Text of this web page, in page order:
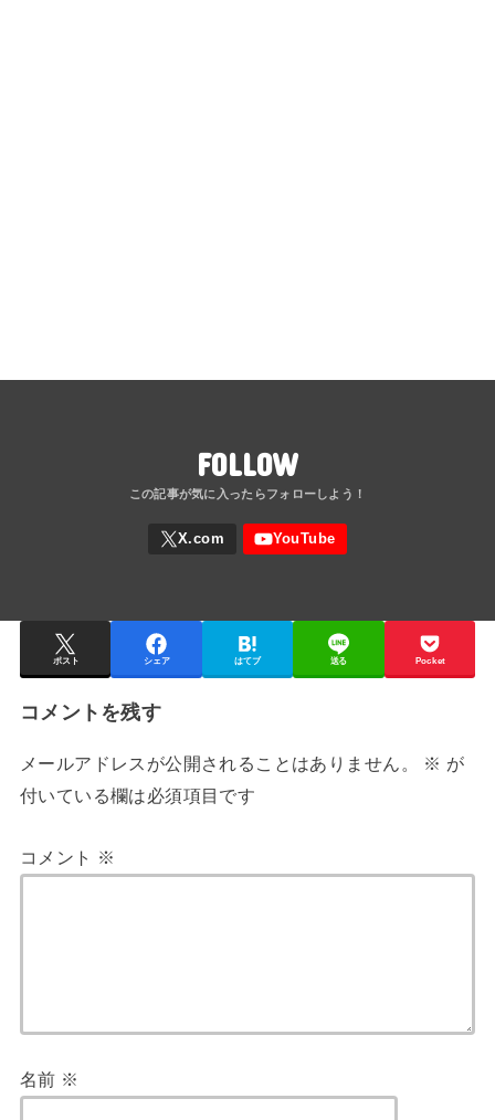
FOLLOW
ポスト シェア はてブ 送る Pocket
コメントを残す
メールアドレスが公開されることはありません。 ※ が
付いている欄は必須項目です
コメント ※
名前 ※